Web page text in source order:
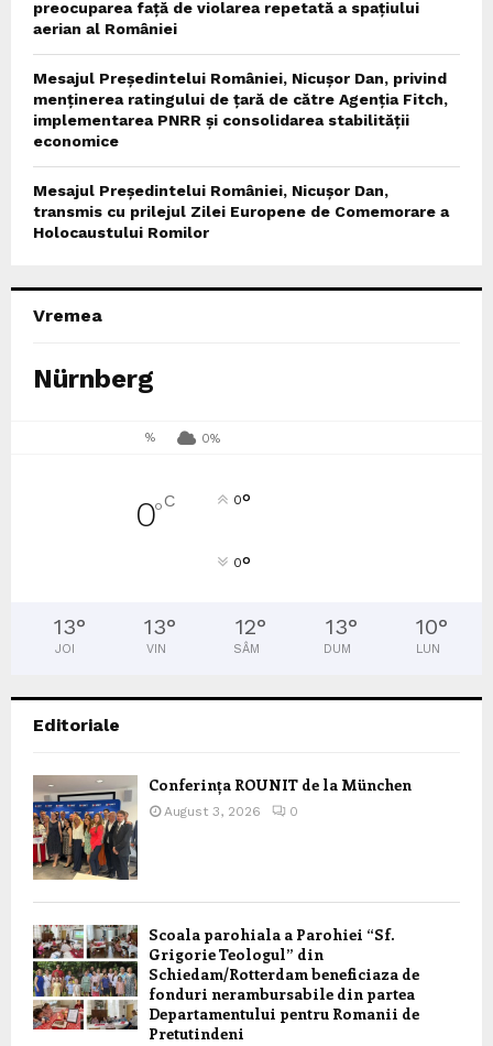
preocuparea față de violarea repetată a spațiului
aerian al României
Mesajul Președintelui României, Nicușor Dan, privind
menținerea ratingului de țară de către Agenția Fitch,
implementarea PNRR și consolidarea stabilității
economice
Mesajul Președintelui României, Nicușor Dan,
transmis cu prilejul Zilei Europene de Comemorare a
Holocaustului Romilor
Vremea
Nürnberg
% 0%
0°C 0°
0°
13°
JOI
13°
VIN
12°
SÂM
13°
DUM
10°
LUN
Editoriale
Conferința ROUNIT de la München
August 3, 2026 0
Scoala parohiala a Parohiei “Sf.
Grigorie Teologul” din
Schiedam/Rotterdam beneficiaza de
fonduri nerambursabile din partea
Departamentului pentru Romanii de
Pretutindeni